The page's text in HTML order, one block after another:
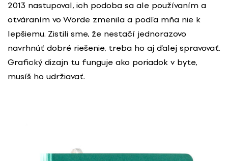
2013 nastupoval, ich podoba sa ale používaním a
otváraním vo Worde zmenila a podľa mňa nie k
lepšiemu. Zistili sme, že nestačí jednorazovo
navrhnúť dobré riešenie, treba ho aj ďalej spravovať.
Grafický dizajn tu funguje ako poriadok v byte,
musíš ho udržiavať.